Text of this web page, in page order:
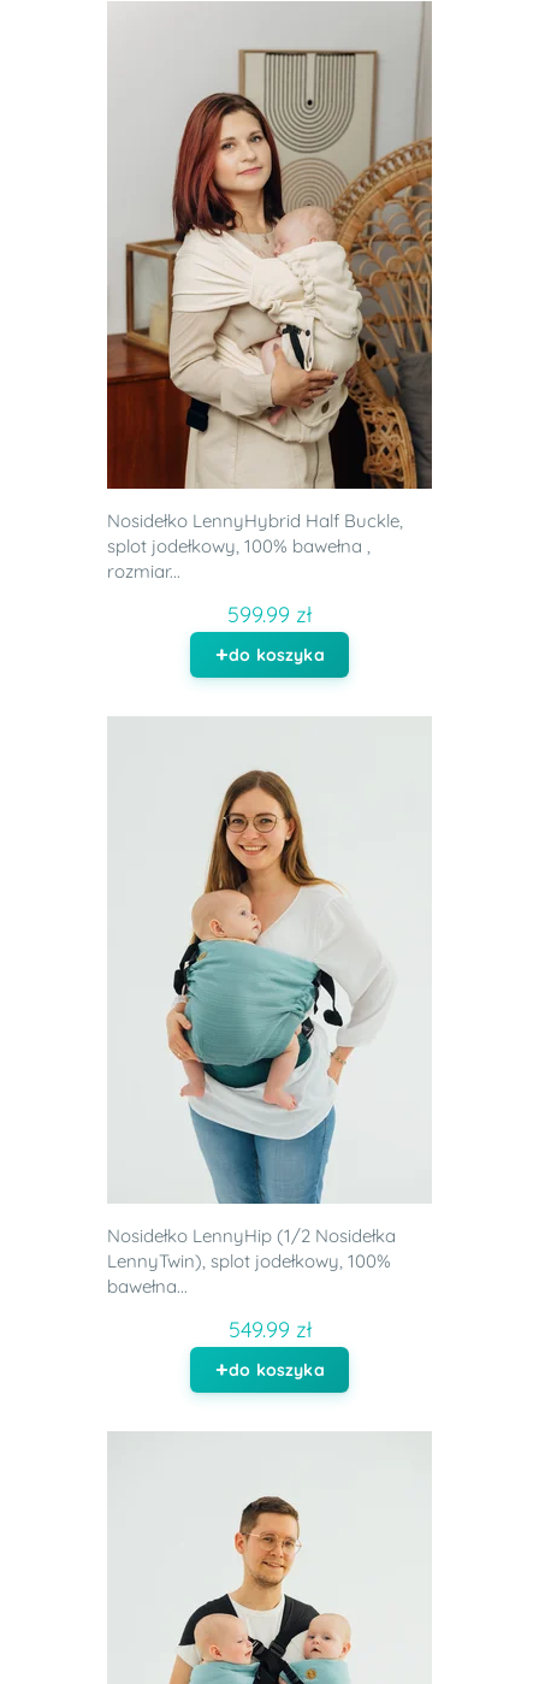
Nosidełko LennyHybrid Half Buckle,
splot jodełkowy, 100% bawełna ,
rozmiar...
599.99 zł
do koszyka
Nosidełko LennyHip (1/2 Nosidełka
LennyTwin), splot jodełkowy, 100%
bawełna...
549.99 zł
do koszyka